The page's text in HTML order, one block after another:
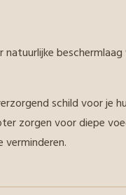
schild voor je
zorgen voor diepe